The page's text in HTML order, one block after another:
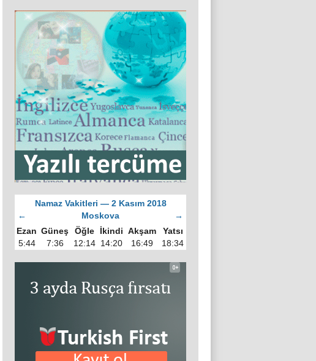
Namaz Vakitleri — 2 Kasım 2018
←
Moskova
→
Ezan Güneş Öğle İkindi Akşam
Yatsı
5:44
7:36 12:14 14:20 16:49 18:34